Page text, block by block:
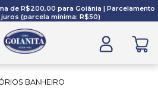
de R$200,00 para Goiânia | Parcelamento
(parcela mínima: R$50)
BANHEIRO